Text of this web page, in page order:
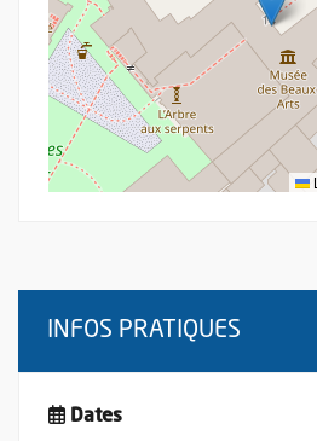
INFOS PRATIQUES
Dates